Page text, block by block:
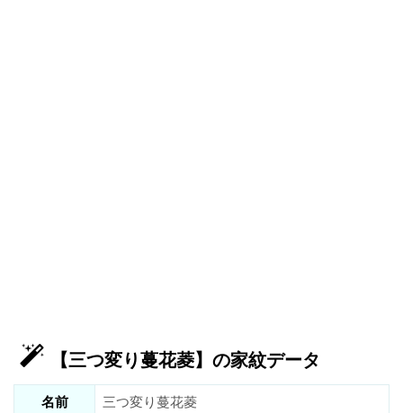
【三つ変り蔓花菱】の家紋データ
名前
三つ変り蔓花菱